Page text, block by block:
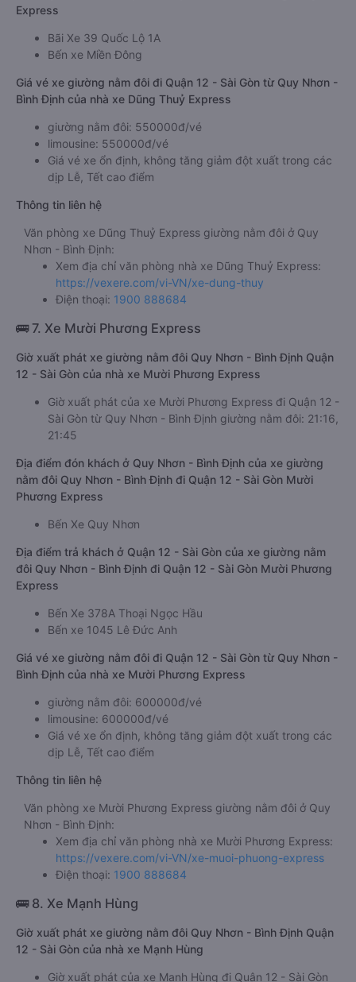
Express
Bãi Xe 39 Quốc Lộ 1A
Bến xe Miền Đông
Giá vé xe giường nằm đôi đi Quận 12 - Sài Gòn từ Quy Nhơn -
Bình Định của nhà xe Dũng Thuỷ Express
giường nằm đôi: 550000đ/vé
limousine: 550000đ/vé
Giá vé xe ổn định, không tăng giảm đột xuất trong các
dịp Lễ, Tết cao điểm
Thông tin liên hệ
Văn phòng xe Dũng Thuỷ Express giường nằm đôi ở Quy
Nhơn - Bình Định:
Xem địa chỉ văn phòng nhà xe Dũng Thuỷ Express:
https://vexere.com/vi-VN/xe-dung-thuy
Điện thoại: 1900 888684
🚌 7. Xe Mười Phương Express
Giờ xuất phát xe giường nằm đôi Quy Nhơn - Bình Định Quận
12 - Sài Gòn của nhà xe Mười Phương Express
Giờ xuất phát của xe Mười Phương Express đi Quận 12 -
Sài Gòn từ Quy Nhơn - Bình Định giường nằm đôi: 21:16,
21:45
Địa điểm đón khách ở Quy Nhơn - Bình Định của xe giường
nằm đôi Quy Nhơn - Bình Định đi Quận 12 - Sài Gòn Mười
Phương Express
Bến Xe Quy Nhơn
Địa điểm trả khách ở Quận 12 - Sài Gòn của xe giường nằm
đôi Quy Nhơn - Bình Định đi Quận 12 - Sài Gòn Mười Phương
Express
Bến Xe 378A Thoại Ngọc Hầu
Bến xe 1045 Lê Đức Anh
Giá vé xe giường nằm đôi đi Quận 12 - Sài Gòn từ Quy Nhơn -
Bình Định của nhà xe Mười Phương Express
giường nằm đôi: 600000đ/vé
limousine: 600000đ/vé
Giá vé xe ổn định, không tăng giảm đột xuất trong các
dịp Lễ, Tết cao điểm
Thông tin liên hệ
Văn phòng xe Mười Phương Express giường nằm đôi ở Quy
Nhơn - Bình Định:
Xem địa chỉ văn phòng nhà xe Mười Phương Express:
https://vexere.com/vi-VN/xe-muoi-phuong-express
Điện thoại: 1900 888684
🚌 8. Xe Mạnh Hùng
Giờ xuất phát xe giường nằm đôi Quy Nhơn - Bình Định Quận
12 - Sài Gòn của nhà xe Mạnh Hùng
Giờ xuất phát của xe Mạnh Hùng đi Quận 12 - Sài Gòn